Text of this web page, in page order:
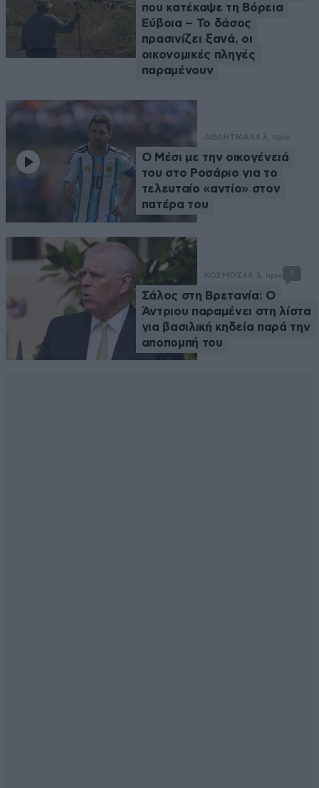
που κατέκαψε τη Βόρεια
Εύβοια – Το δάσος
πρασινίζει ξανά, οι
οικονομικές πληγές
παραμένουν
ΑΘΛΗΤΙΚΑ44 λ. πριν
Ο Μέσι με την οικογένειά
του στο Ροσάριο για το
τελευταίο «αντίο» στον
πατέρα του
ΚΟΣΜΟΣ46 λ. πριν 1
Σάλος στη Βρετανία: Ο
Άντριου παραμένει στη λίστα
για βασιλική κηδεία παρά την
αποπομπή του